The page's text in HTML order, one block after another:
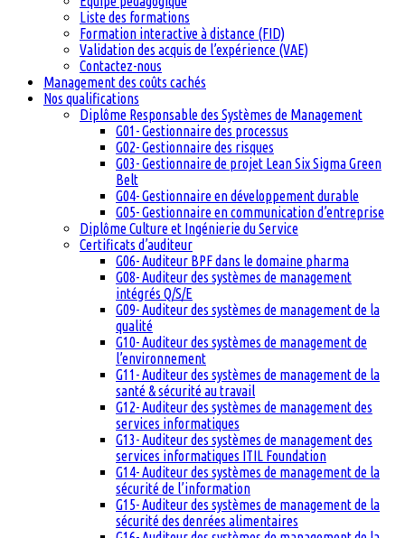
Liste des formations
Formation interactive à distance (FID)
Validation des acquis de l’expérience (VAE)
Contactez-nous
Management des coûts cachés
Nos qualifications
Diplôme Responsable des Systèmes de Management
G01- Gestionnaire des processus
G02- Gestionnaire des risques
G03- Gestionnaire de projet Lean Six Sigma Green
Belt
G04- Gestionnaire en développement durable
G05- Gestionnaire en communication d’entreprise
Diplôme Culture et Ingénierie du Service
Certificats d’auditeur
G06- Auditeur BPF dans le domaine pharma
G08- Auditeur des systèmes de management
intégrés Q/S/E
G09- Auditeur des systèmes de management de la
qualité
G10- Auditeur des systèmes de management de
l’environnement
G11- Auditeur des systèmes de management de la
santé & sécurité au travail
G12- Auditeur des systèmes de management des
services informatiques
G13- Auditeur des systèmes de management des
services informatiques ITIL Foundation
G14- Auditeur des systèmes de management de la
sécurité de l’information
G15- Auditeur des systèmes de management de la
sécurité des denrées alimentaires